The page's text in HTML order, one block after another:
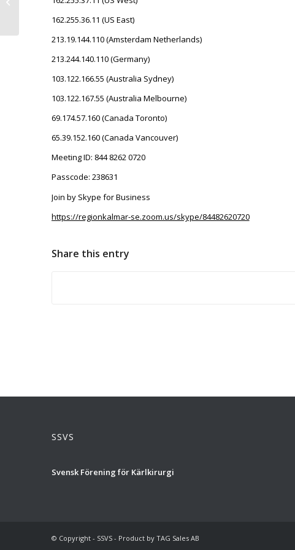
162.255.36.11 (US East)
213.19.144.110 (Amsterdam Netherlands)
213.244.140.110 (Germany)
103.122.166.55 (Australia Sydney)
103.122.167.55 (Australia Melbourne)
69.174.57.160 (Canada Toronto)
65.39.152.160 (Canada Vancouver)
Meeting ID: 844 8262 0720
Passcode: 238631
Join by Skype for Business
https://regionkalmar-se.zoom.us/skype/84482620720
Share this entry
SSVS
Svensk Förening för Kärlkirurgi
© Copyright - SSVS - Product by TAG Sales AB